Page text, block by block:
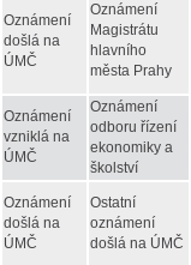
Oznámení
došlá na
ÚMČ
Oznámení
Magistrátu
hlavního
města Prahy
Oznámení
vzniklá na
ÚMČ
Oznámení
odboru řízení
ekonomiky a
školství
Oznámení
došlá na
ÚMČ
Ostatní
oznámení
došlá na ÚMČ